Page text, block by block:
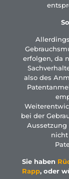
erfolgen, da
also des
bei der
Sie haben
Rapp, oder